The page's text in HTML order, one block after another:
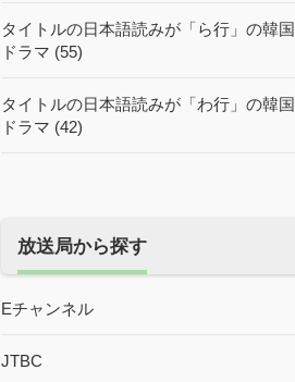
タイトルの日本語読みが「ら行」の韓国
ドラマ (55)
タイトルの日本語読みが「わ行」の韓国
ドラマ (42)
放送局から探す
Eチャンネル
JTBC